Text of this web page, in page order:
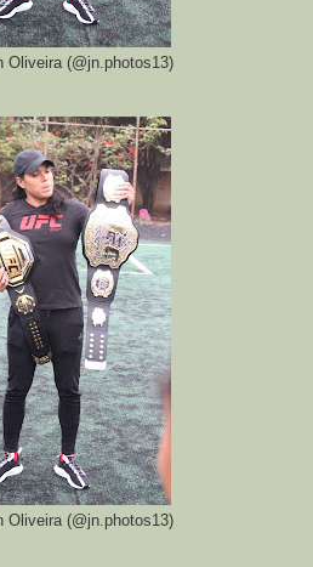
Oliveira (@jn.photos13)
Oliveira (@jn.photos13)